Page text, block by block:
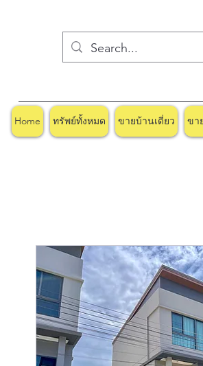
Home ทรัพย์ทั้งหมด ขายบ้านเดี่ยว ขา